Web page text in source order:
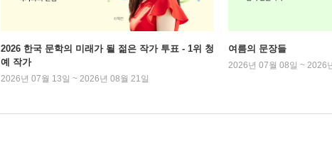
2026 한국 문학의 미래가 될 젊은 작가 투표 - 1위 청
예 작가
2026년 07월 13일 ~ 2026년 08월 21일
여름의 문장들
2026년 07월 08일 ~ 2026